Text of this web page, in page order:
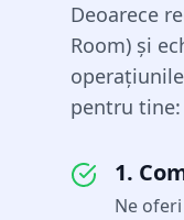
Deoarece
Room) și
pentru tine:
1.
Ne